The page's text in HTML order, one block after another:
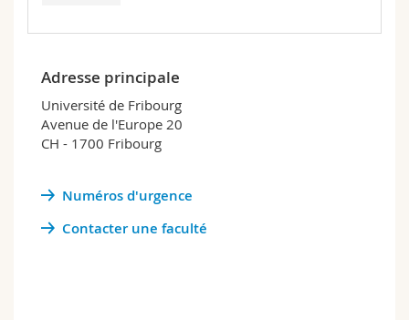
Adresse principale
Université de Fribourg
Avenue de l'Europe 20
CH - 1700 Fribourg
Numéros d'urgence
Contacter une faculté